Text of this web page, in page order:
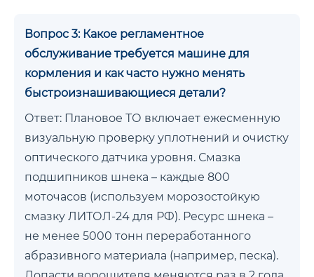
Вопрос 3: Какое регламентное
обслуживание требуется машине для
кормления и как часто нужно менять
быстроизнашивающиеся детали?
Ответ: Плановое ТО включает ежесменную
визуальную проверку уплотнений и очистку
оптического датчика уровня. Смазка
подшипников шнека – каждые 800
моточасов (используем морозостойкую
смазку ЛИТОЛ-24 для РФ). Ресурс шнека –
не менее 5000 тонн переработанного
абразивного материала (например, песка).